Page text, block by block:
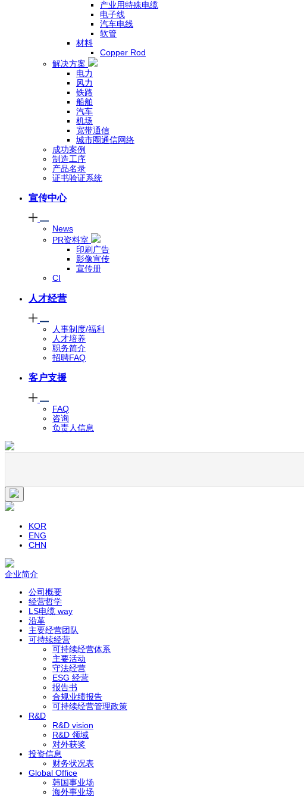
产业用特殊电缆
电子线
汽车电线
软管
材料
Copper Rod
解决方案
电力
风力
铁路
船舶
汽车
机场
宽带通信
城市圈通信网络
成功案例
制造工序
产品名录
证书验证系统
宣传中心
News
PR资料室
印刷广告
影像宣传
宣传册
CI
人才经营
人事制度/福利
人才培养
职务简介
招聘FAQ
客户支援
FAQ
咨询
负责人信息
KOR
ENG
CHN
企业简介
公司概要
经营哲学
LS电缆 way
沿革
主要经营团队
可持续经营
可持续经营体系
主要活动
守法经营
ESG 经营
报告书
合规业绩报告
可持续经营管理政策
R&D
R&D vision
R&D 领域
对外获奖
投资信息
财务状况表
Global Office
韩国事业场
海外事业场